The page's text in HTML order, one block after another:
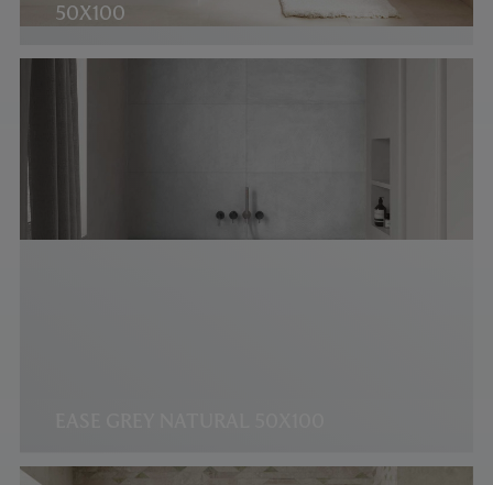
50X100